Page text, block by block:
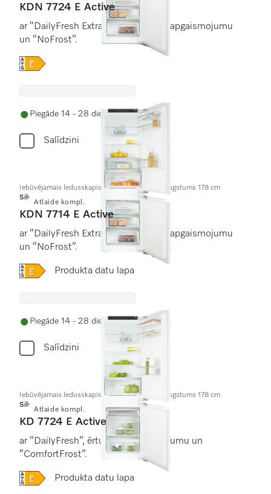
KDN 7724 E Active
ar “DailyFresh ExtraCool”, ērtu LED apgaismojumu
un “NoFrost”.
Online Label Flag, Energoefektivitātes etiķete
Piegāde 14 - 28 dienu laikā
Salīdzini
Atlaide kompl.
Iebūvējamais ledusskapis ar saldētavu, nišas augstums 178 cm
Silver
KDN 7714 E Active
ar “DailyFresh ExtraCool”, ērtu LED apgaismojumu
un “NoFrost”.
Online Label Flag, Energoefektivitātes etiķete
Produkta datu lapa
Piegāde 14 - 28 dienu laikā
Salīdzini
Atlaide kompl.
Iebūvējamais ledusskapis ar saldētavu, nišas augstums 178 cm
Silver
KD 7724 E Active
ar “DailyFresh”, ērtu LED apgaismojumu un
“ComfortFrost”.
Online Label Flag, Energoefektivitātes etiķete
Produkta datu lapa